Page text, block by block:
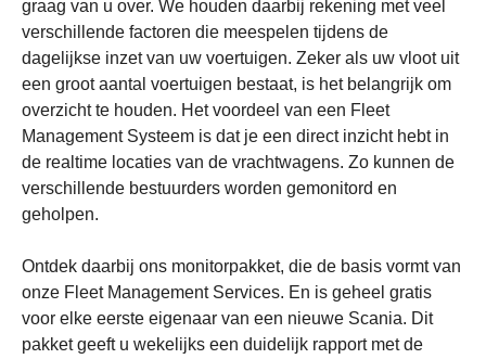
graag van u over. We houden daarbij rekening met veel
verschillende factoren die meespelen tijdens de
dagelijkse inzet van uw voertuigen. Zeker als uw vloot uit
een groot aantal voertuigen bestaat, is het belangrijk om
overzicht te houden. Het voordeel van een Fleet
Management Systeem is dat je een direct inzicht hebt in
de realtime locaties van de vrachtwagens. Zo kunnen de
verschillende bestuurders worden gemonitord en
geholpen.
Ontdek daarbij ons monitorpakket, die de basis vormt van
onze Fleet Management Services. En is geheel gratis
voor elke eerste eigenaar van een nieuwe Scania. Dit
pakket geeft u wekelijks een duidelijk rapport met de